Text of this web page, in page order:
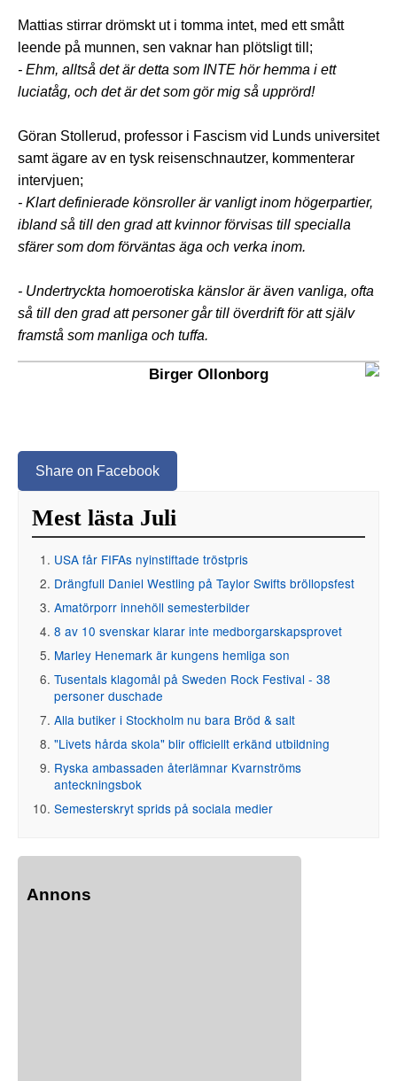
Mattias stirrar drömskt ut i tomma intet, med ett smått
leende på munnen, sen vaknar han plötsligt till;
- Ehm, alltså det är detta som INTE hör hemma i ett
luciatåg, och det är det som gör mig så upprörd!
Göran Stollerud, professor i Fascism vid Lunds universitet
samt ägare av en tysk reisenschnautzer, kommenterar
intervjuen;
- Klart definierade könsroller är vanligt inom högerpartier,
ibland så till den grad att kvinnor förvisas till specialla
sfärer som dom förväntas äga och verka inom.
- Undertryckta homoerotiska känslor är även vanliga, ofta
så till den grad att personer går till överdrift för att själv
framstå som manliga och tuffa.
Birger Ollonborg
Share on Facebook
Mest lästa Juli
USA får FIFAs nyinstiftade tröstpris
Drängfull Daniel Westling på Taylor Swifts bröllopsfest
Amatörporr innehöll semesterbilder
8 av 10 svenskar klarar inte medborgarskapsprovet
Marley Henemark är kungens hemliga son
Tusentals klagomål på Sweden Rock Festival - 38
personer duschade
Alla butiker i Stockholm nu bara Bröd & salt
"Livets hårda skola" blir officiellt erkänd utbildning
Ryska ambassaden återlämnar Kvarnströms
anteckningsbok
Semesterskryt sprids på sociala medier
Annons